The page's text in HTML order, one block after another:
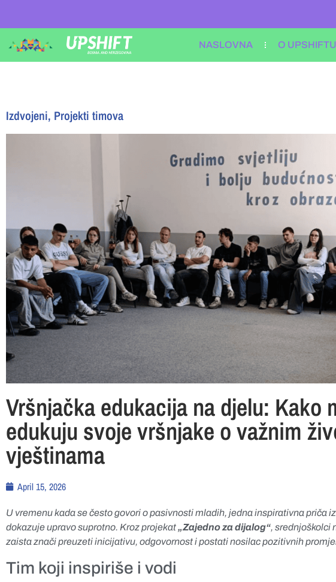
NASLOVNA O UPSHIFTU
Izdvojeni, Projekti timova
Vršnjačka edukacija na djelu: Kako
edukuju svoje vršnjake o važnim
vještinama
April 15, 2026
U vremenu kada se često govori o pasivnosti mladih, jedna inspirativna priča
dokazuje upravo suprotno. Kroz projekat„Zajedno za dijalog“, srednjoškolci
zaista znači preuzeti inicijativu, odgovornost i postati nosilac pozitivnih
Tim koji inspiriše i vodi